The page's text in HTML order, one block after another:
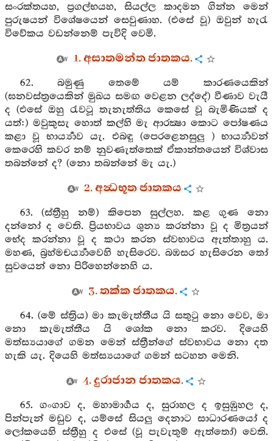
සංරක්තයහ, ප්‍රගල්භයහ, සියල්ල කාදමන ගින්න මෙන්
පුරුෂයන් විශේෂයෙන් සෙවුණාහ. (එසේ වූ) ඔවුන් හැරැ
විවේකය වඩන්නෙම් පැවිදි වෙමි.
1. අසාතමන්ත ජාතකය.
62. බමුණු තෙමේ යම් කාරණයෙකින්
(ඝනවස්ත්‍රයෙකින් මුඛය සමඟ වෙළන ලද්දේ) වීණාව වැයී
ද (එසේ ඔහු රැවටූ තැනැත්තිය කෙසේ වූ බැමිණියක් ද
යත්:) මවුකුසැ හොත් කල්හි මැ ආරක්‍ෂා කොට පෝෂණය
කළා වූ භාර්‍ය්‍යාව යැ. එබඳු (පෙරළෙනසුලු ) භාර්‍ය්‍යාවන්
කෙරෙහි කවර නම් නුවණැත්තෙක් ඒකාන්තයෙන් විශ්වාස
තබන්නේ ද? (නො තබන්නේ මැ යැ.)
2. අන්‍ධභූත ජාතකය
63. (ස්ත්‍රීහු නම්) කිපෙන සුල්ලහ. කළ ගුණ නො
දන්නෝ ද වෙති. ප්‍රියභාවය ශුන්‍ය කරන්නා වූ ද මිත්‍රයන්
භේද කරන්නා වූ ද කථා කරන ස්වභාවය ඇත්තාහු ය.
මහණ, බ්‍රහ්මචර්‍ය්‍යාවෙහි හැසිරෙව. බඹසර හැසිරෙන තෝ
සුවයෙන් නො පිරිහෙන්නෙහි ය.
3. තක්ක ජාතකය.
64. (මේ ස්ත්‍රිය) මා කැමැත්තීය යි සතුටු නො වෙව, මා
නො කැමැත්තීය යි ශෝක නො කරව. දියෙහි
මත්ස්‍යයාගේ ගමන මෙන් ස්ත්‍රීන්ගේ ස්වභාවය නො දත
හැකි යැ. දියෙහි මත්ස්‍යයාගේ ගමන් සටහන මෙනි.
4. දුරාජාන ජාතකය.
65. ගංගාව ද, මහාමාර්‍ගය ද, සුරාහල ද ඉසුඹුහල ද,
පින්පැන් මඩුව ද, යම්සේ සියලු දෙනාට සාධාරණයෝ ද
ලෝකයෙහි ස්ත්‍රීහු ද එසේ (වූ පැවැතුම් ඇත්තෝ) වෙති.